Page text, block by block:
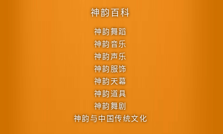
神韵百科
神韵舞蹈
神韵音乐
神韵声乐
神韵服饰
神韵天幕
神韵道具
神韵舞剧
神韵与中国传统文化